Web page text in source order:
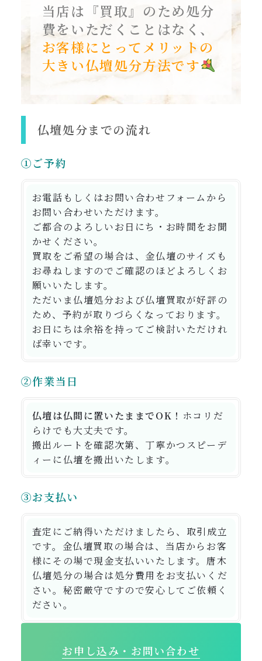
当店は『買取』のため処分
費をいただくことはなく、
お客様にとってメリットの
大きい仏壇処分方法です
仏壇処分までの流れ
①ご予約
お電話もしくはお問い合わせフォームから
お問い合わせいただけます。
ご都合のよろしいお日にち・お時間をお聞
かせください。
買取をご希望の場合は、金仏壇のサイズも
お尋ねしますのでご確認のほどよろしくお
願いいたします。
ただいま仏壇処分および仏壇買取が好評の
ため、予約が取りづらくなっております。
お日にちは余裕を持ってご検討いただけれ
ば幸いです。
②作業当日
仏壇は仏間に置いたままでOK！ ホコリだ
らけでも大丈夫です。
搬出ルートを確認次第、丁寧かつスピーデ
ィーに仏壇を搬出いたします。
③お支払い
査定にご納得いただけましたら、取引成立
です。金仏壇買取の場合は、当店からお客
様にその場で現金支払いいたします。唐木
仏壇処分の場合は処分費用をお支払いくだ
さい。秘密厳守ですので安心してご依頼く
ださい。
お申し込み・お問い合わせ